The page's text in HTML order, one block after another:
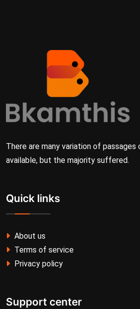
There are many variation of passages
available, but the majority suffered.
Quick links
About us
Terms of service
Privacy policy
Support center